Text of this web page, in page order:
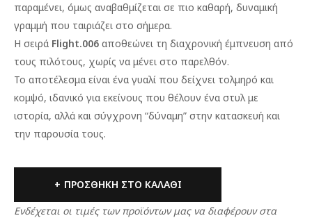
παραμένει, όμως αναβαθμίζεται σε πιο καθαρή, δυναμική
γραμμή που ταιριάζει στο σήμερα.
Η σειρά Flight.006 αποθεώνει τη διαχρονική έμπνευση από
τους πιλότους, χωρίς να μένει στο παρελθόν.
Το αποτέλεσμα είναι ένα γυαλί που δείχνει τολμηρό και
κομψό, ιδανικό για εκείνους που θέλουν ένα στυλ με
ιστορία, αλλά και σύγχρονη “δύναμη” στην κατασκευή και
την παρουσία τους.
ΠΡΟΣΘΉΚΗ ΣΤΟ ΚΑΛΆΘΙ
Ενδέχεται οι τιμές των προϊόντων μας να διαφέρουν στα